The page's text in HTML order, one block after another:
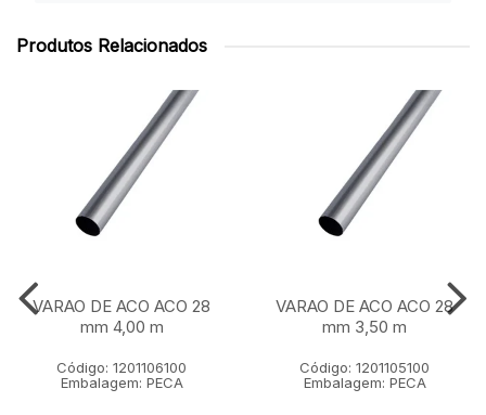
Produtos Relacionados
VARAO DE ACO ACO 28
mm 4,00 m
Código: 1201106100
Embalagem: PECA
VARAO DE ACO ACO 28
mm 3,50 m
Código: 1201105100
Embalagem: PECA